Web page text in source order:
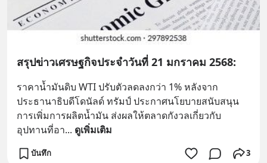
สรุปข่าวเศรษฐกิจประจำวันที่ 21 มกราคม 2568:
ราคาน้ำมันดิบ WTI ปรับตัวลดลงกว่า 1% หลังจาก
ประธานาธิบดีโดนัลด์ ทรัมป์ ประกาศนโยบายสนับสนุน
การเพิ่มการผลิตน้ำมัน ส่งผลให้ตลาดกังวลเกี่ยวกับ
อุปทานที่อา... ดูเพิ่มเติม
บันทึก 3